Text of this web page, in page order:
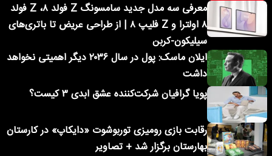
معرفی سه مدل جدید سامسونگ Z فولد ۸، Z فولد
۸ اولترا و Z فلیپ ۸ | از طراحی عریض تا باتری‌های
سیلیکون-کربن
ایلان ماسک: پول در سال ۲۰۳۶ دیگر اهمیتی نخواهد
داشت
پویا گرافیان شرکت‌کننده عشق ابدی ۳ کیست؟
رقابت بازی رومیزی توربوشوت «دایکاپ» در کارستان
بهارستان برگزار شد + تصاویر